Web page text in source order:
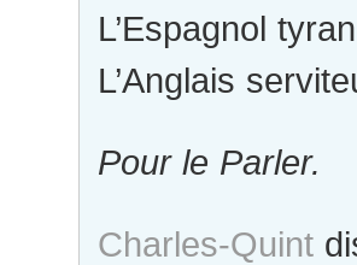
L’Espagnol
L’Anglais
Pour le Parler.
Charles-Quint